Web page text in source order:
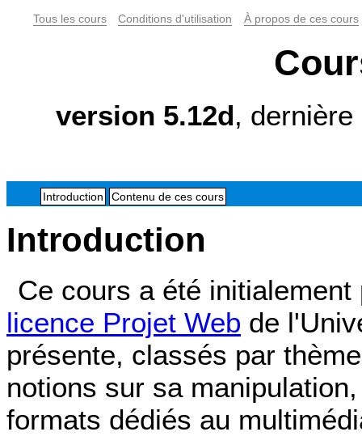
Tous les cours Conditions d'utilisation À propos de ces cours
version 5.12d,
Introduction Contenu de ces cours
Introduction
Ce cours a été
licence Projet Web de
présente, classés par
notions sur sa
formats dédiés au